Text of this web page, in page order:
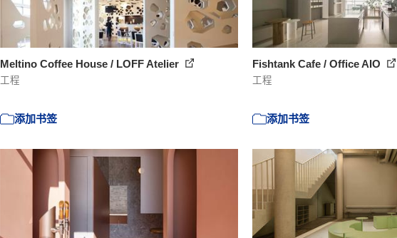
Meltino Coffee House / LOFF Atelier
工程
添加书签
Fishtank Cafe / Office AIO
工程
添加书签